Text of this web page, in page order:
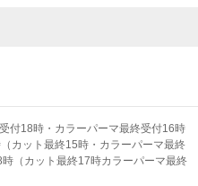
付18時・カラーパーマ最終受付16時
ット最終15時・カラーパーマ最終
カット最終17時カラーパーマ最終